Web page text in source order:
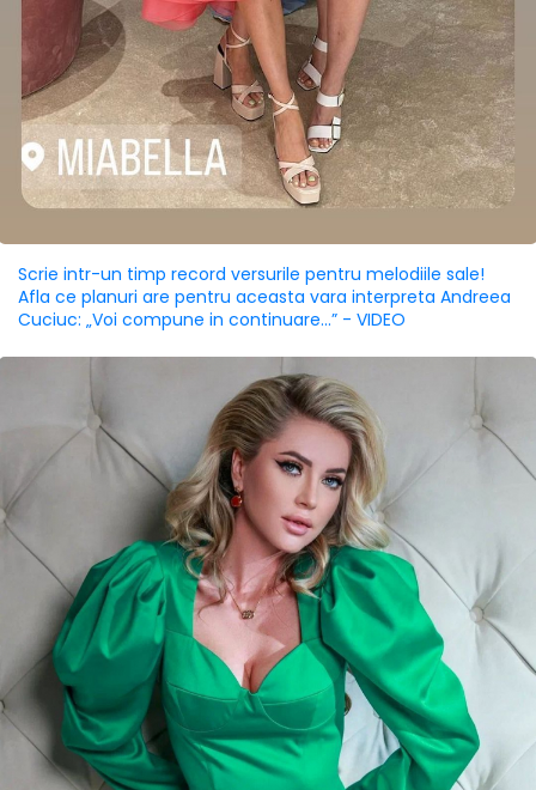
Scrie intr-un timp record versurile pentru melodiile sale!
Afla ce planuri are pentru aceasta vara interpreta Andreea
Cuciuc: „Voi compune in continuare...” - VIDEO